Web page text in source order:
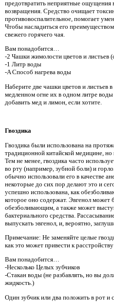
предотвратить неприятные ощущения
возвращения. Средство очищает
противовоспалительное, помогает
Чтобы насладиться его
свежего горячего чая.
Вам понадобится…
-2 Чашки жимолости цветов и листьев
-1 Литр воды
-A Способ нагрева воды
Наберите две чашки цветов и листьев
медленном огне их в одном литре
добавить мед и лимон, если хотите.
Гвоздика
Гвоздика были использована на
традиционной китайской медицине, но
Тем не менее, гвоздика часто
во рту (например, зубной боли) и
обычно использовали его в качестве
некоторые до сих пор делают это и
успешно использована, как
которое оно содержат. Эвгенол может
обезболивающим, а также может
бактериального средства.
выпускать эвгенол, и, вероятно,
Примечание: Не заменяйте целые
как это может привести к расстройству
Вам понадобится…
-Несколько Целых зубчиков
-Стакан воды (не разбавлять, но вы
жидкость.)
Один зубчик или два положить в рот и